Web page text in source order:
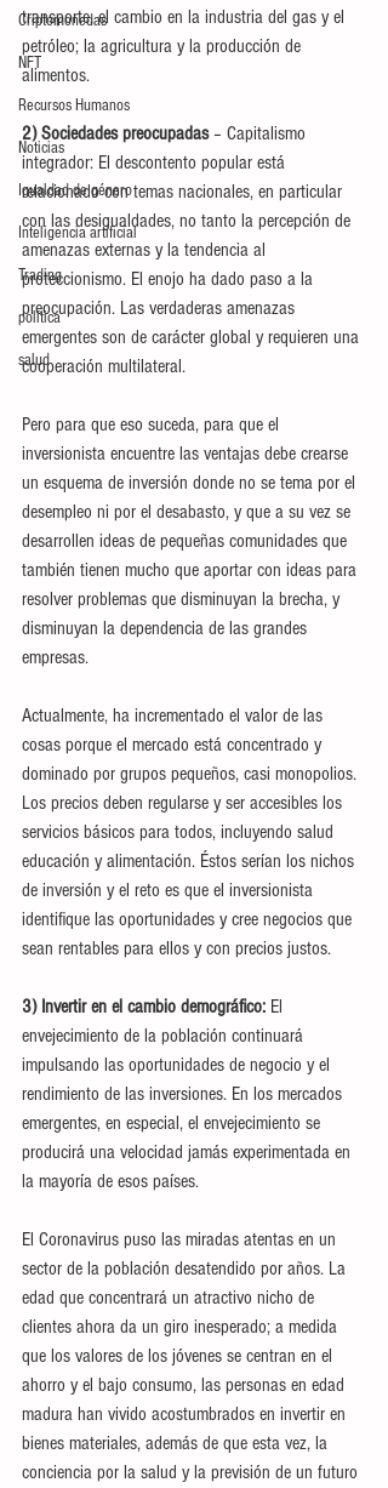
Criptomonedas
NFT
Recursos Humanos
Noticias
Igualdad de género
Inteligencia artificial
Trading
política
salud
transporte, el cambio en la industria del gas y el
petróleo; la agricultura y la producción de
alimentos.
2) Sociedades preocupadas – Capitalismo
integrador: El descontento popular está
relacionado con temas nacionales, en particular
con las desigualdades, no tanto la percepción de
amenazas externas y la tendencia al
proteccionismo. El enojo ha dado paso a la
preocupación. Las verdaderas amenazas
emergentes son de carácter global y requieren una
cooperación multilateral.
Pero para que eso suceda, para que el
inversionista encuentre las ventajas debe crearse
un esquema de inversión donde no se tema por el
desempleo ni por el desabasto, y que a su vez se
desarrollen ideas de pequeñas comunidades que
también tienen mucho que aportar con ideas para
resolver problemas que disminuyan la brecha, y
disminuyan la dependencia de las grandes
empresas.
Actualmente, ha incrementado el valor de las
cosas porque el mercado está concentrado y
dominado por grupos pequeños, casi monopolios.
Los precios deben regularse y ser accesibles los
servicios básicos para todos, incluyendo salud
educación y alimentación. Éstos serían los nichos
de inversión y el reto es que el inversionista
identifique las oportunidades y cree negocios que
sean rentables para ellos y con precios justos.
3) Invertir en el cambio demográfico: El
envejecimiento de la población continuará
impulsando las oportunidades de negocio y el
rendimiento de las inversiones. En los mercados
emergentes, en especial, el envejecimiento se
producirá una velocidad jamás experimentada en
la mayoría de esos países.
El Coronavirus puso las miradas atentas en un
sector de la población desatendido por años. La
edad que concentrará un atractivo nicho de
clientes ahora da un giro inesperado; a medida
que los valores de los jóvenes se centran en el
ahorro y el bajo consumo, las personas en edad
madura han vivido acostumbrados en invertir en
bienes materiales, además de que esta vez, la
conciencia por la salud y la previsión de un futuro